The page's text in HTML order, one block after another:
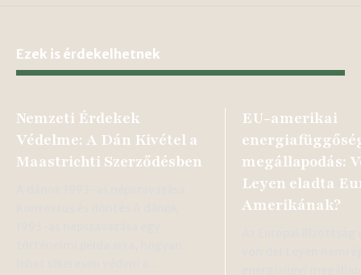
Ezek is érdekelhetnek
Nemzeti Érdekek
Védelme: A Dán Kivétel a
Maastrichti Szerződésben
EU-amerikai
megállapodás:
Leyen eladta
Amerikának?